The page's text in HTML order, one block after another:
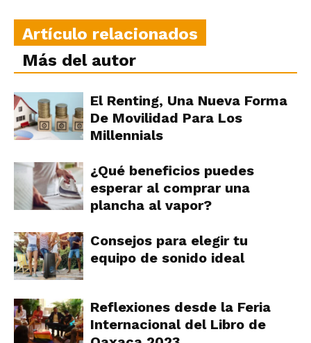
Artículo relacionados
Más del autor
El Renting, Una Nueva Forma
De Movilidad Para Los
Millennials
¿Qué beneficios puedes
esperar al comprar una
plancha al vapor?
Consejos para elegir tu
equipo de sonido ideal
Reflexiones desde la Feria
Internacional del Libro de